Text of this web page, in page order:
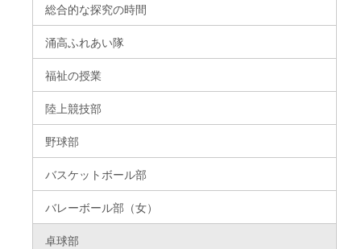
総合的な探究の時間
涌高ふれあい隊
福祉の授業
陸上競技部
野球部
バスケットボール部
バレーボール部（女）
卓球部